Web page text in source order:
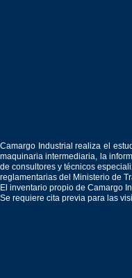
Camargo Industrial realiza el
maquinaria intermediaria, la
de consultores y técnicos
reglamentarias del Ministerio de
El inventario propio de Camargo
Se requiere cita previa para las